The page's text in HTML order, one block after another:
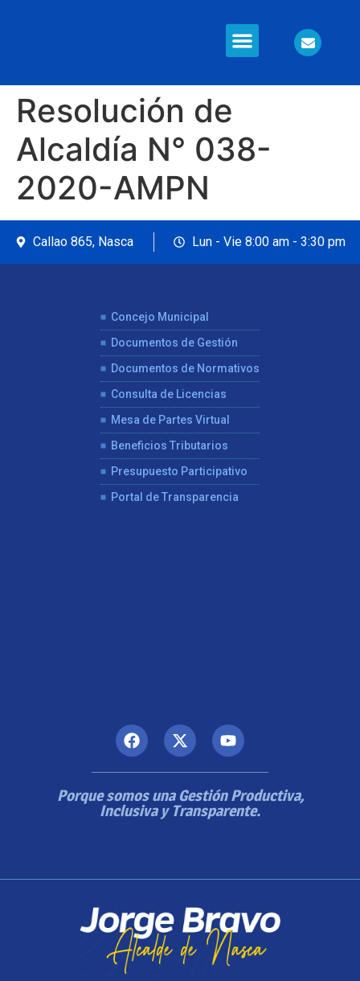
Resolución de
Alcaldía N° 038-
2020-AMPN
Callao 865, Nasca Lun - Vie 8:00 am - 3:30 pm
Concejo Municipal
Documentos de Gestión
Documentos de Normativos
Consulta de Licencias
Mesa de Partes Virtual
Beneficios Tributarios
Presupuesto Participativo
Portal de Transparencia
Porque somos una Gestión Productiva,
Inclusiva y Transparente.